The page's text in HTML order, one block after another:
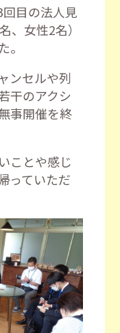
目の法人見
、女性2名）
。
ンセルや列
干のアクシ
事開催を終
ことや感じ
っていただ